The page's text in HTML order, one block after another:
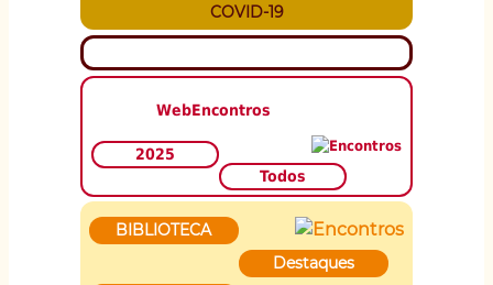
COVID-19
WebEncontros
2025
Todos
BIBLIOTECA
Destaques